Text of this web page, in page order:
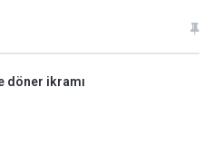
döner ikramı